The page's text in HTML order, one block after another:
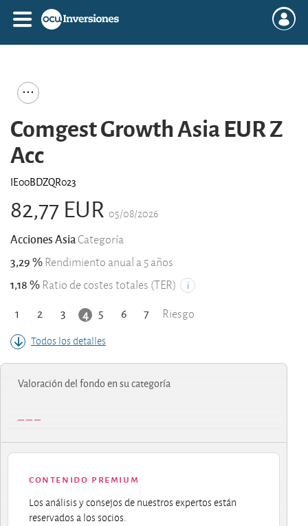
Comgest Growth Asia EUR Z
Acc
IE00BDZQR023
82,77 EUR 05/08/2026
Acciones AsiaCategoría
3,29 %Rendimiento anual a 5 años
1,18 %Ratio de costes totales (TER)
1 2 3 4 5 6 7 Riesgo
Todos los detalles
Valoración del fondo en su categoría
contenido premium
Los análisis y consejos de nuestros expertos están
reservados a los socios.